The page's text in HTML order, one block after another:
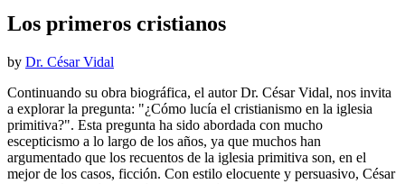
Los primeros cristianos
by Dr. César Vidal
Continuando su obra biográfica, el autor Dr. César Vidal, nos invita
a explorar la pregunta: "¿Cómo lucía el cristianismo en la iglesia
primitiva?". Esta pregunta ha sido abordada con mucho
escepticismo a lo largo de los años, ya que muchos han
argumentado que los recuentos de la iglesia primitiva son, en el
mejor de los casos, ficción. Con estilo elocuente y persuasivo, César